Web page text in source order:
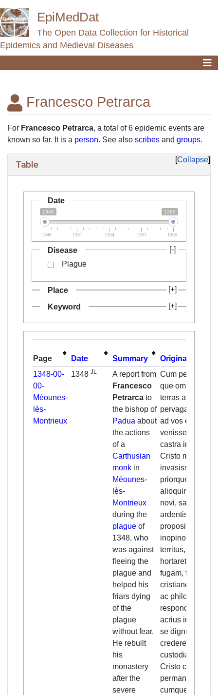
EpiMedDat
The Open Data Collection for Historical
Epidemics and Medieval Diseases
Francesco Petrarca
Jump to:navigation,search
For Francesco Petrarca, a total of 6 epidemic events are
known so far. It is a person. See also scribes and groups.
Collapse
Table
Date
1348 1360
1348 1351 1354 1357 1360
Disease
Plague
Place
Keyword
Page Date Summary
Original
1348-00-
00-
Méounes-
lès-
Montrieux
1348JL
A report from
Francesco
Petrarca to
the bishop of
Padua about
the actions
of a
Carthusian
monk in
Méounes-
lès-
Montrieux
during the
plague of
1348, who
was against
fleeing the
plague and
helped his
friars dying
of the
plague
without fear.
He rebuilt
his
monastery
after the
severe
Cum pestis hec
que omnes
terras ac maria
pervagata est,
ad vos ex ordine
venisset et
castra in quibus
Cristo militas,
invasisset,
priorque tuus, vir
alioquin, ut ipse
novi, sancti
ardentisque
propositi, tamen
inopino malo
territus,
hortaretur
fugam, te illi
cristiane simul
ac philosophice
respondisse
acrius iret quo
se dignum
crederet, te in
custodia tibi a
Cristo credita
permansurum;
cumque iterum